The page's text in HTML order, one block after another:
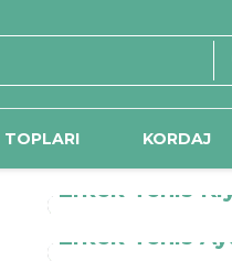
TOPLARI KORDAJ
Erkek Tenis
Erkek Tenis